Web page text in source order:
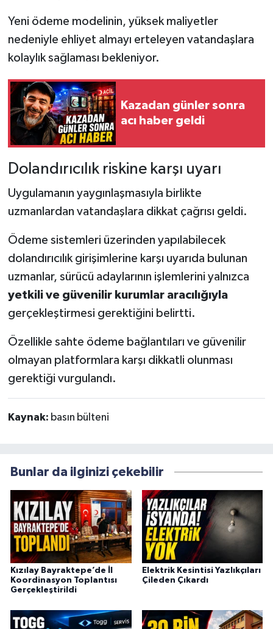
Yeni ödeme modelinin, yüksek maliyetler
nedeniyle ehliyet almayı erteleyen vatandaşlara
kolaylık sağlaması bekleniyor.
Kazadan günler sonra
acı haber geldi
Dolandırıcılık riskine karşı uyarı
Uygulamanın yaygınlaşmasıyla birlikte
uzmanlardan vatandaşlara dikkat çağrısı geldi.
Ödeme sistemleri üzerinden yapılabilecek
dolandırıcılık girişimlerine karşı uyarıda bulunan
uzmanlar, sürücü adaylarının işlemlerini yalnızca
yetkili ve güvenilir kurumlar aracılığıyla
gerçekleştirmesi gerektiğini belirtti.
Özellikle sahte ödeme bağlantıları ve güvenilir
olmayan platformlara karşı dikkatli olunması
gerektiği vurgulandı.
Kaynak: basın bülteni
Bunlar da ilginizi çekebilir
Kızılay Bayraktepe’de İl
Koordinasyon Toplantısı
Gerçekleştirildi
Elektrik Kesintisi Yazlıkçıları
Çileden Çıkardı